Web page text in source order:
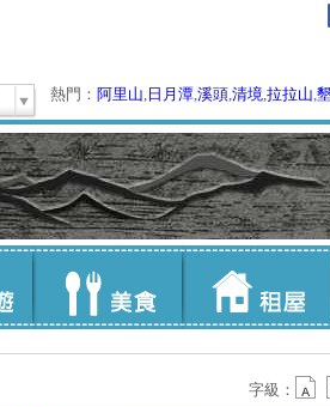
熱門： 阿里山, 日月潭,溪頭,清境,拉拉山,
字級：